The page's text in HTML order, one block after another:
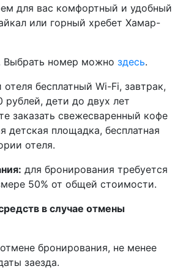
для вас комфортный и удобный
или горный хребет Хамар-
Выбрать номер можно здесь.
бесплатный Wi-Fi, завтрак,
дети до двух лет
заказать свежесваренный кофе
детская площадка, бесплатная
отеля.
для бронирования требуется
50% от общей стоимости.
в случае отмены
бронирования, не менее
заезда.